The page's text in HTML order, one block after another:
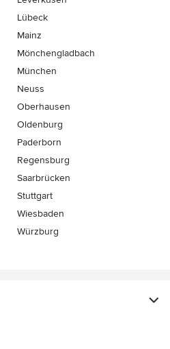
Lübeck
Mainz
Mönchen­gladbach
München
Neuss
Oberhausen
Oldenburg
Paderborn
Regensburg
Saarbrücken
Stuttgart
Wiesbaden
Würzburg